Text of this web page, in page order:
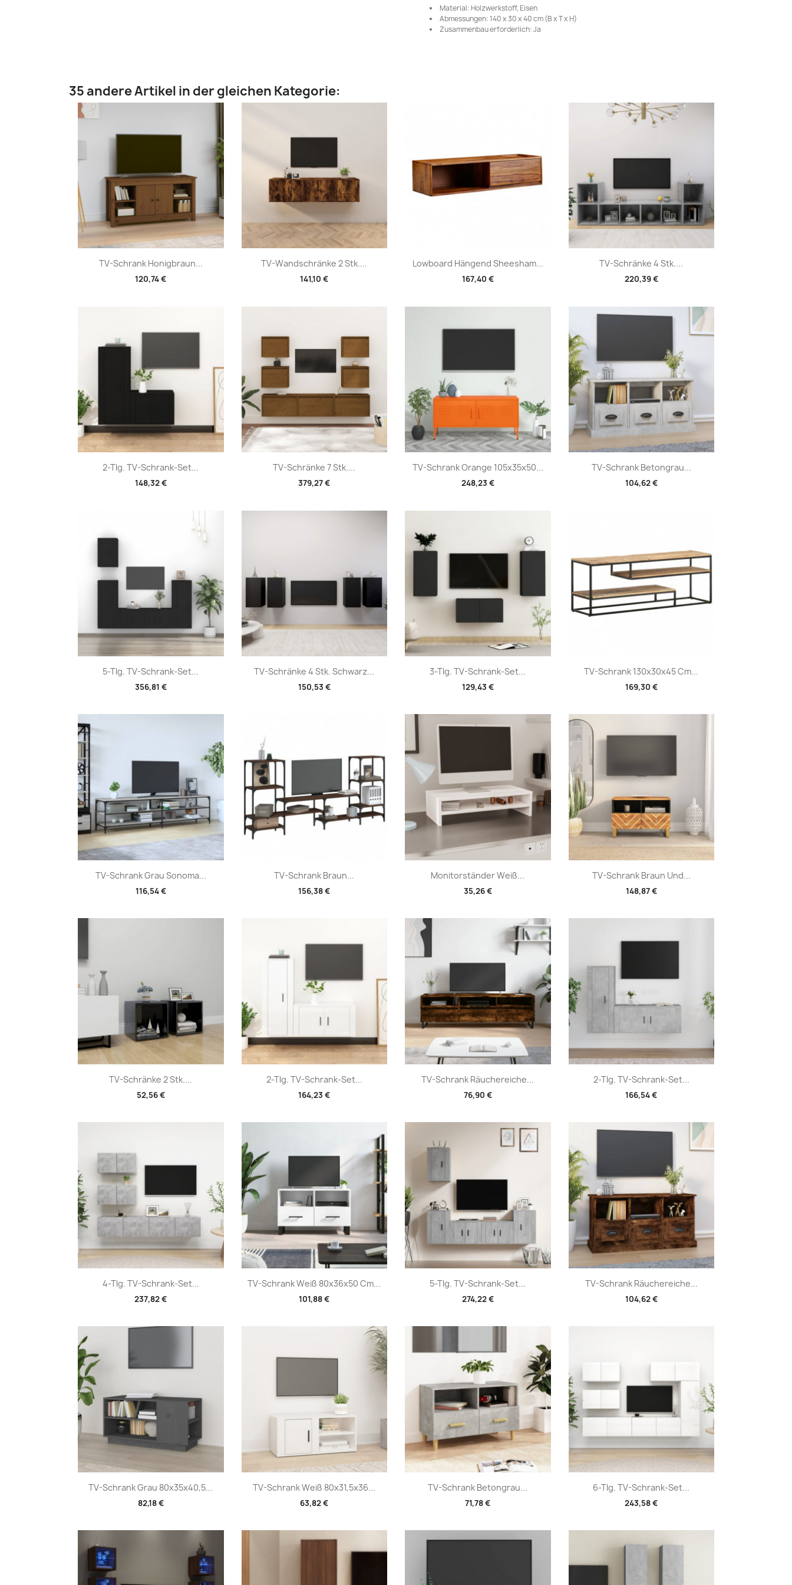
Material: Holzwerkstoff, Eisen
Abmessungen: 140 x 30 x 40 cm (B x T x H)
Zusammenbau erforderlich: Ja
35 andere Artikel in der gleichen Kategorie:
TV-Schrank Honigbraun...
120,74 €
Vorschau TV-Wandschränke 2 Stk....
141,10 €
Vorschau Lowboard Hängend Sheesham...
167,40 €
Vorschau TV-Schränke 4 Stk....
220,39 €
Vorschau
2-Tlg. TV-Schrank-Set...
148,32 €
Vorschau TV-Schränke 7 Stk....
379,27 €
Vorschau TV-Schrank Orange 105x35x50...
248,23 €
Vorschau TV-Schrank Betongrau...
104,62 €
Vorschau
5-Tlg. TV-Schrank-Set...
356,81 €
Vorschau TV-Schränke 4 Stk. Schwarz...
150,53 €
Vorschau 3-Tlg. TV-Schrank-Set...
129,43 €
Vorschau TV-Schrank 130x30x45 Cm...
169,30 €
Vorschau
TV-Schrank Grau Sonoma...
116,54 €
Vorschau TV-Schrank Braun...
156,38 €
Vorschau Monitorständer Weiß...
35,26 €
Vorschau TV-Schrank Braun Und...
148,87 €
Vorschau
TV-Schränke 2 Stk....
52,56 €
Vorschau 2-Tlg. TV-Schrank-Set...
164,23 €
Vorschau TV-Schrank Räuchereiche...
76,90 €
Vorschau 2-Tlg. TV-Schrank-Set...
166,54 €
Vorschau
4-Tlg. TV-Schrank-Set...
237,82 €
Vorschau TV-Schrank Weiß 80x36x50 Cm...
101,88 €
Vorschau 5-Tlg. TV-Schrank-Set...
274,22 €
Vorschau TV-Schrank Räuchereiche...
104,62 €
Vorschau
TV-Schrank Grau 80x35x40,5...
82,18 €
Vorschau TV-Schrank Weiß 80x31,5x36...
63,82 €
Vorschau TV-Schrank Betongrau...
71,78 €
Vorschau 6-Tlg. TV-Schrank-Set...
243,58 €
Vorschau